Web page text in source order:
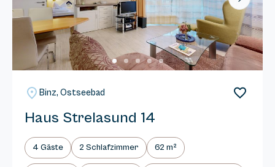
Next
Binz, Ostseebad
Haus Strelasund 14
4 Gäste 2 Schlafzimmer 62 m²